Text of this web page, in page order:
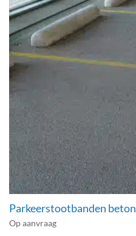
Parkeerstootbanden beton
Op aanvraag